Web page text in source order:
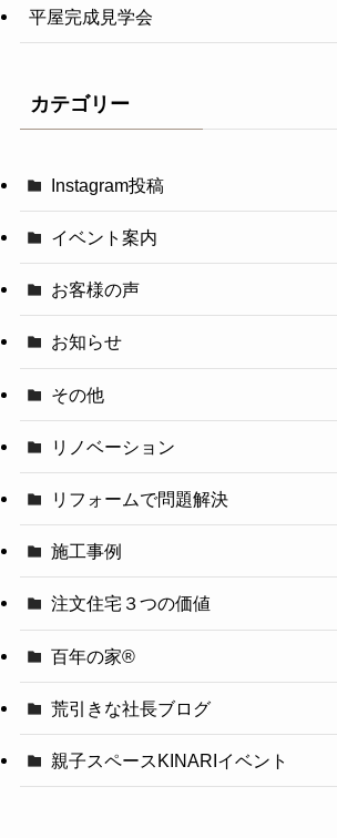
平屋完成見学会
カテゴリー
Instagram投稿
イベント案内
お客様の声
お知らせ
その他
リノベーション
リフォームで問題解決
施工事例
注文住宅３つの価値
百年の家®️
荒引きな社長ブログ
親子スペースKINARIイベント